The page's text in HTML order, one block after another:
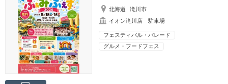
北海道
滝川市
イオン滝川店 駐車場
フェスティバル・パレード
グルメ・フードフェス